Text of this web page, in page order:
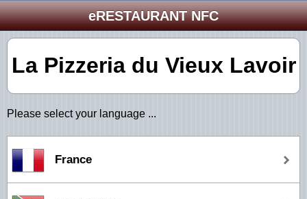
eRESTAURANT NFC
La Pizzeria du Vieux Lavoir
Please select your language ...
France